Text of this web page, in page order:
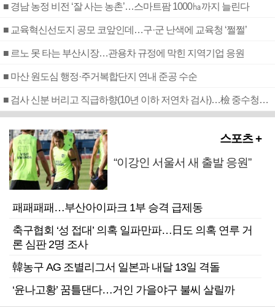
■ 경남 농정 비전 ‘잘 사는 농촌’…스마트팜 1000㏊까지 늘린다
■ 교육혁신선도지 공모 코앞인데…구·군 난색에 교육청 ‘쩔쩔’
■ 르노 못 타는 부산시장…관용차 규정에 막힌 지역기업 응원
■ 마산 원도심 행정·주거복합단지 연내 준공 수순
■ 검사 신분 버리고 직급하향(10년 이하 저연차 검사)…檢 중수청행 기피
스포츠 +
“이강인 서울서 새 출발 응원”
패패패패…부산아이파크 1부 승격 급제동
축구협회 ‘성 접대’ 의혹 일파만파…日도 의혹 연루 거
론 심판 2명 조사
韓농구 AG 조별리그서 일본과 내달 13일 격돌
‘윤나고황’ 꿈틀댄다…거인 가을야구 불씨 살릴까